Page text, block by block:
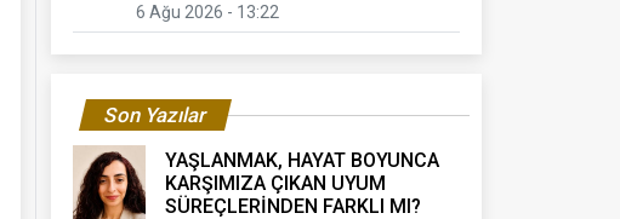
6 Ağu 2026 - 13:22
Son Yazılar
YAŞLANMAK, HAYAT BOYUNCA
KARŞIMIZA ÇIKAN UYUM
SÜREÇLERİNDEN FARKLI MI?